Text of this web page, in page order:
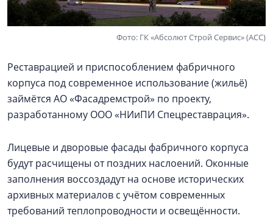
Фото: ГК «Абсолют Строй Сервис» (АСС)
Реставрацией и приспособлением фабричного
корпуса под современное использование (жильё)
займётся АО «Фасадремстрой» по проекту,
разработанному ООО «НИиПИ Спецреставрация».
Лицевые и дворовые фасады фабричного корпуса
будут расчищены от поздних наслоений. Оконные
заполнения воссоздадут на основе исторических
архивных материалов с учётом современных
требований теплопроводности и освещённости.